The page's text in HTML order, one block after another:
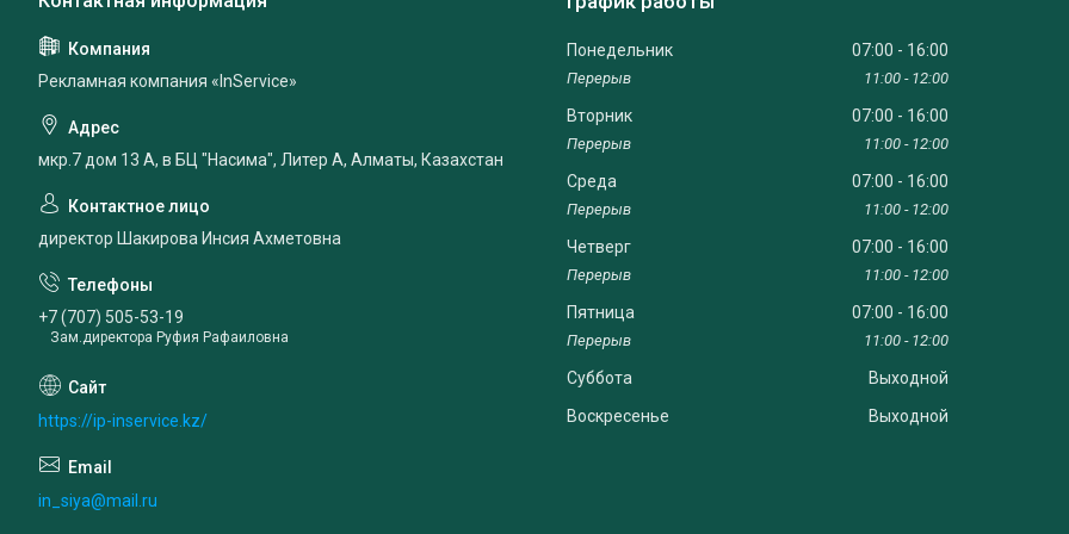
Рекламная компания «InService»
мкр.7 дом 13 А, в БЦ "Насима", Литер А, Алматы, Казахстан
директор Шакирова Инсия Ахметовна
+7 (707) 505-53-19
Зам.директора Руфия Рафаиловна
https://ip-inservice.kz/
in_siya@mail.ru
Понедельник 07:00 16:00
11:00 12:00
Вторник 07:00 16:00
11:00 12:00
Среда 07:00 16:00
11:00 12:00
Четверг 07:00 16:00
11:00 12:00
Пятница 07:00 16:00
11:00 12:00
Суббота
Выходной
Воскресенье
Выходной